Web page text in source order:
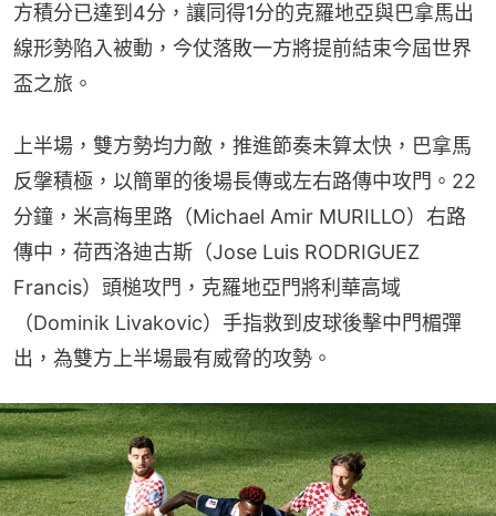
方積分已達到4分，讓同得1分的克羅地亞與巴拿馬出
線形勢陷入被動，今仗落敗一方將提前結束今屆世界
盃之旅。
上半場，雙方勢均力敵，推進節奏未算太快，巴拿馬
反搫積極，以簡單的後場長傳或左右路傳中攻門。22
分鐘，米高梅里路（Michael Amir MURILLO）右路
傳中，荷西洛迪古斯（Jose Luis RODRIGUEZ
Francis）頭槌攻門，克羅地亞門將利華高域
（Dominik Livakovic）手指救到皮球後擊中門楣彈
出，為雙方上半場最有威脅的攻勢。